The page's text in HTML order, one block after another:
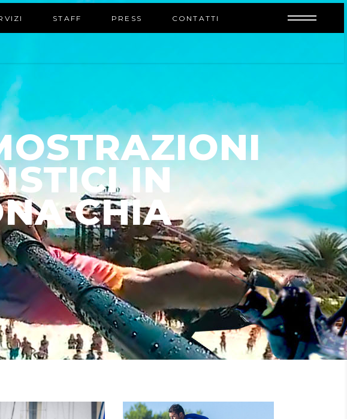
STAFF PRESS CONTATTI
IN
CHIA